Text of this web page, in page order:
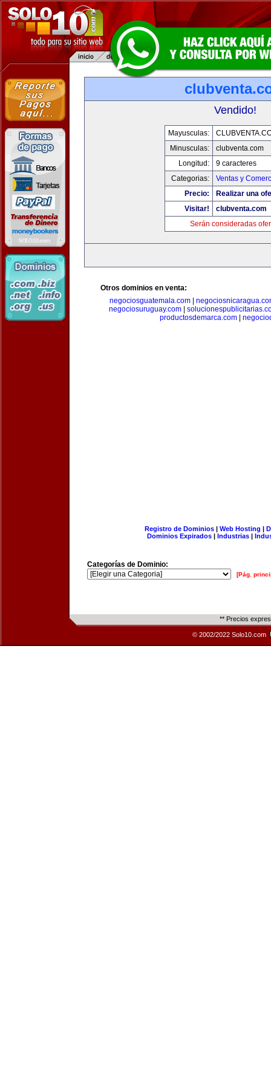
Vendido!
Mayusculas:
Minusculas:
clubventa.com
Longitud:
9 caracteres
Categorias:
Ventas y
Precio:
Realizar una
Visitar!
clubventa.com
Serán consideradas
Otros dominios en venta:
negociosguatemala.com
negociosuruguay.com
productosdemarca.com
Registro de Dominios| Web Hosting |
Dominios Expirados | Industrias |
Categorías de Dominio:
[Pág.
** Precios
© 2002/2022 Solo10.com